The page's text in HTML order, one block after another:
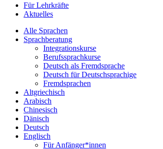
Für Lehrkräfte
Aktuelles
Alle Sprachen
Sprachberatung
Integrationskurse
Berufssprachkurse
Deutsch als Fremdsprache
Deutsch für Deutschsprachige
Fremdsprachen
Altgriechisch
Arabisch
Chinesisch
Dänisch
Deutsch
Englisch
Für Anfänger*innen